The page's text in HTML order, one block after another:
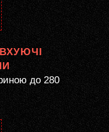
до 280